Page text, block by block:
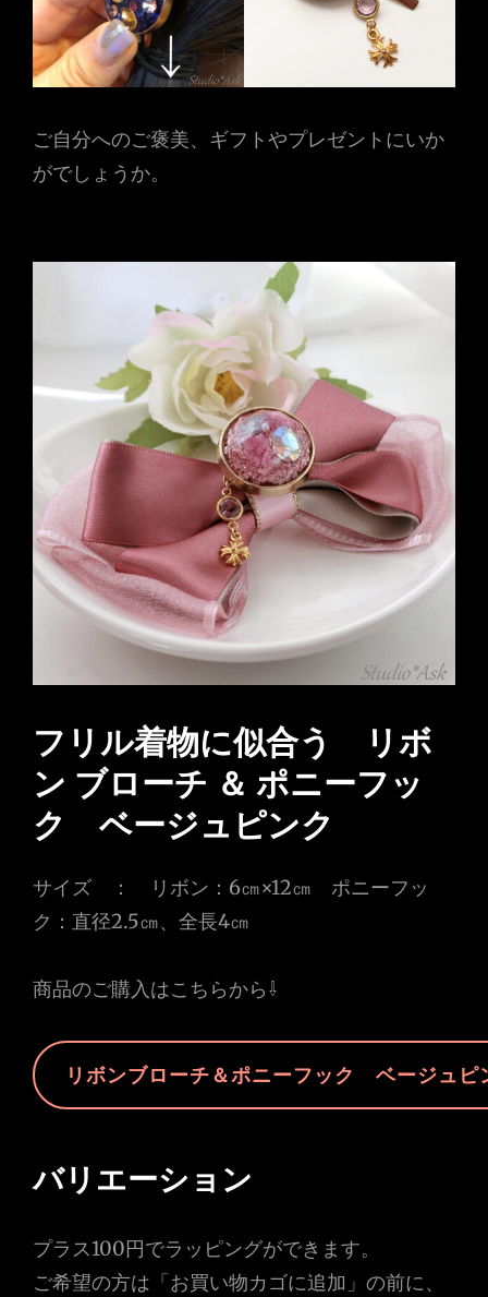
ご自分へのご褒美、ギフトやプレゼントにいか
がでしょうか。
フリル着物に似合う リボ
ン ブローチ ＆ ポニーフッ
ク ベージュピンク
サイズ ： リボン：6㎝×12㎝ ポニーフッ
ク：直径2.5㎝、全長4㎝
商品のご購入はこちらから⇩
リボンブローチ＆ポニーフック ベージュピ
バリエーション
プラス100円でラッピングができます。
ご希望の方は「お買い物カゴに追加」の前に、